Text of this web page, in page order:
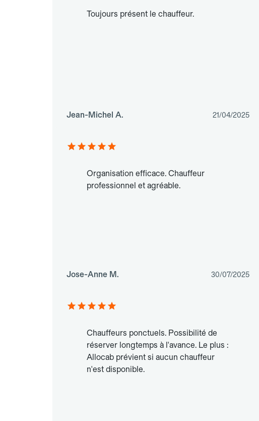
Toujours présent le chauffeur.
Jean-Michel A. 21/04/2025
Organisation efficace. Chauffeur
professionnel et agréable.
Jose-Anne M. 30/07/2025
Chauffeurs ponctuels. Possibilité de
réserver longtemps à l'avance. Le plus :
Allocab prévient si aucun chauffeur
n'est disponible.